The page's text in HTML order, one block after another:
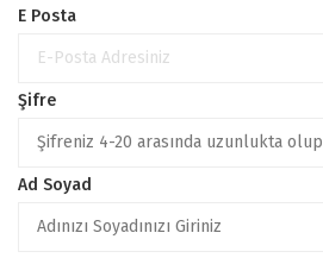
E Posta
Şifre
Ad Soyad